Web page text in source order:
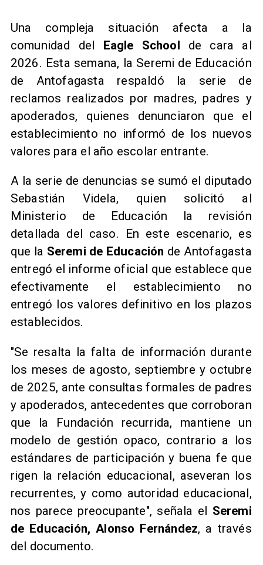
Una compleja situación afecta a la
comunidad del Eagle School de cara al
2026. Esta semana, la Seremi de Educación
de Antofagasta respaldó la serie de
reclamos realizados por madres, padres y
apoderados, quienes denunciaron que el
establecimiento no informó de los nuevos
valores para el año escolar entrante. ​
A la serie de denuncias se sumó el diputado
Sebastián Videla, quien solicitó al
Ministerio de Educación la revisión
detallada del caso. En este escenario, es
que la Seremi de Educación de Antofagasta
entregó el informe oficial que establece que
efectivamente el establecimiento no
entregó los valores definitivo en los plazos
establecidos.
"Se resalta la falta de información durante
los meses de agosto, septiembre y octubre
de 2025, ante consultas formales de padres
y apoderados, antecedentes que corroboran
que la Fundación recurrida, mantiene un
modelo de gestión opaco, contrario a los
estándares de participación y buena fe que
rigen la relación educacional, aseveran los
recurrentes, y como autoridad educacional,
nos parece preocupante", señala el Seremi
de Educación, Alonso Fernández, a través
del documento.